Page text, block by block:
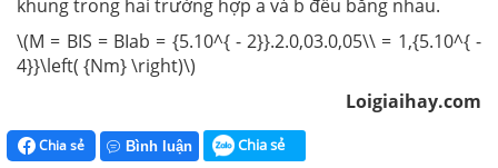
khung trong hai trường hợp a và b đều bằng nhau.
\(M = BIS = BIab = {5.10^{ - 2}}.2.0,03.0,05\\ = 1,{5.10^{ -
4}}\left( {Nm} \right)\)
Loigiaihay.com
Chia sẻ Bình luận Chia sẻ